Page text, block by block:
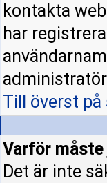
kontakta
har
Till överst på
Varför
Det är inte